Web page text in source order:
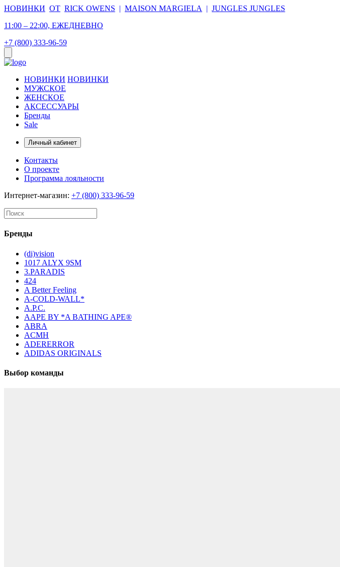
НОВИНКИ ОТ RICK OWENS | MAISON MARGIELA | JUNGLES JUNGLES
11:00 – 22:00, ЕЖЕДНЕВНО
+7 (800) 333-96-59
НОВИНКИ НОВИНКИ
МУЖСКОЕ
ЖЕНСКОЕ
АКСЕССУАРЫ
Бренды
Sale
Личный кабинет
Контакты
О проекте
Программа лояльности
Интернет-магазин: +7 (800) 333-96-59
Бренды
(di)vision
1017 ALYX 9SM
3.PARADIS
424
A Better Feeling
A-COLD-WALL*
A.P.C.
AAPE BY *A BATHING APE®
ABRA
ACMH
ADERERROR
ADIDAS ORIGINALS
Выбор команды